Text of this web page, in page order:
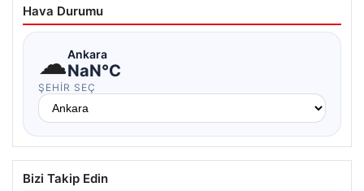
Hava Durumu
☁Ankara
NaN°C
ŞEHIR SEÇ
Bizi Takip Edin